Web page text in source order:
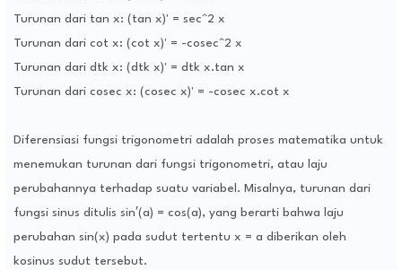
Turunan dari tan x: (tan x)' = sec^2 x
Turunan dari cot x: (cot x)' = -cosec^2 x
Turunan dari dtk x: (dtk x)' = dtk x.tan x
Turunan dari cosec x: (cosec x)' = -cosec x.cot x
Diferensiasi fungsi trigonometri adalah proses matematika untuk
menemukan turunan dari fungsi trigonometri, atau laju
perubahannya terhadap suatu variabel. Misalnya, turunan dari
fungsi sinus ditulis sin′(a) = cos(a), yang berarti bahwa laju
perubahan sin(x) pada sudut tertentu x = a diberikan oleh
kosinus sudut tersebut.